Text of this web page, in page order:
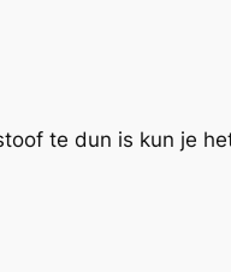
te dun is kun je